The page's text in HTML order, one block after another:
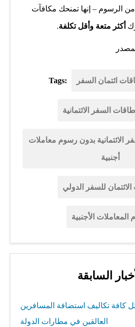
الرسوم – إنها تمنحك مكافآت
أكثر متعة وأقل تكلفة.
Tags: ائتمان السفر
السفر الائتمانية
الائتمانية بدون رسوم معاملات
أجنبية
للسفر الدولي
الأجنبية
السابقة
كافة تكاليف استضافة المسافرين
العالقين في مطارات الدولة